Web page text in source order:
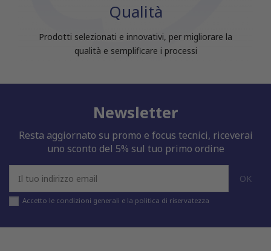
Qualità
Prodotti selezionati e innovativi, per migliorare la
qualità e semplificare i processi
Newsletter
Resta aggiornato su promo e focus tecnici, riceverai
uno sconto del 5% sul tuo primo ordine
Accetto le condizioni generali e la politica di riservatezza